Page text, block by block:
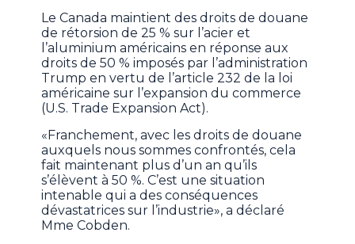
Le Canada maintient des droits de douane
de rétorsion de 25 % sur l’acier et
l’aluminium américains en réponse aux
droits de 50 % imposés par l’administration
Trump en vertu de l’article 232 de la loi
américaine sur l’expansion du commerce
(U.S. Trade Expansion Act).
«Franchement, avec les droits de douane
auxquels nous sommes confrontés, cela
fait maintenant plus d’un an qu’ils
s’élèvent à 50 %. C’est une situation
intenable qui a des conséquences
dévastatrices sur l’industrie», a déclaré
Mme Cobden.